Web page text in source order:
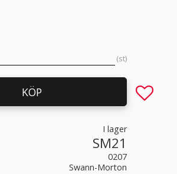
st
KÖP Lägg till
I lager
SM21
0207
Swann-Morton